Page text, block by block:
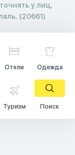
у лиц,
(20661)
Отели Одежда
Туризм Поиск